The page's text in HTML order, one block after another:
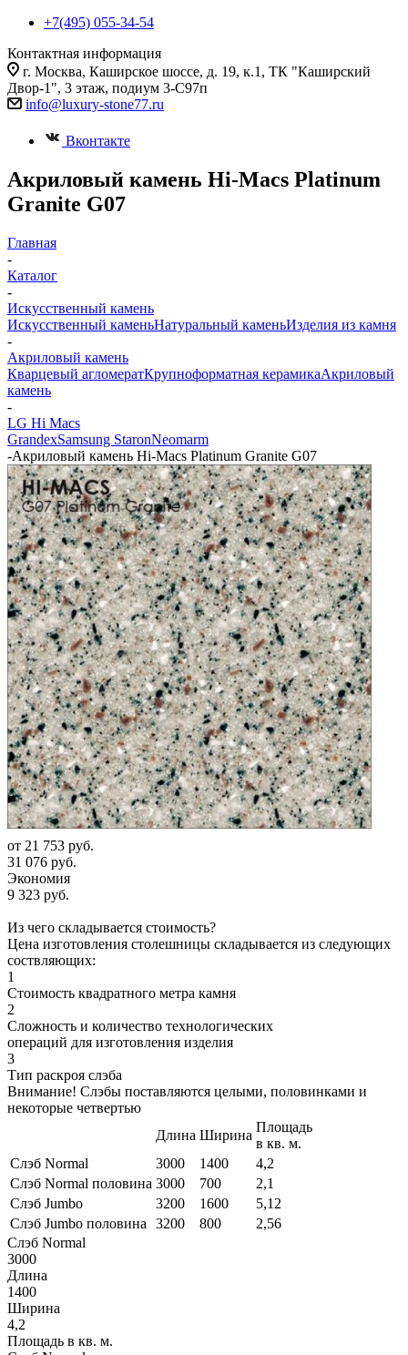
+7(495) 055-34-54
Контактная информация
г. Москва, Каширское шоссе, д. 19, к.1, ТК "Каширский
Двор-1", 3 этаж, подиум 3-С97п
info@luxury-stone77.ru
Вконтакте
Акриловый камень Hi-Macs Platinum
Granite G07
Главная
-
Каталог
-
Искусственный камень
Искусственный каменьНатуральный каменьИзделия из камня
-
Акриловый камень
Кварцевый агломератКрупноформатная керамикаАкриловый
камень
-
LG Hi Macs
GrandexSamsung StaronNeomarm
-Акриловый камень Hi-Macs Platinum Granite G07
от 21 753 руб.
31 076 руб.
Экономия
9 323 руб.
Из чего складывается стоимость?
Цена изготовления столешницы складывается из следующих
соствляющих:
1
Стоимость квадратного метра камня
2
Сложность и количество технологических
операций для изготовления изделия
3
Тип раскроя слэба
Внимание! Слэбы поставляются целыми, половинками и
некоторые четвертью
Длина Ширина
Площадь
в кв. м.
Слэб Normal
3000 1400
4,2
Слэб Normal половина 3000 700
2,1
Слэб Jumbo
3200 1600
5,12
Слэб Jumbo половина
3200 800
2,56
Слэб Normal
3000
Длина
1400
Ширина
4,2
Площадь в кв. м.